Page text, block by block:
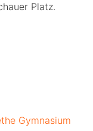
Platz.
Gymnasium